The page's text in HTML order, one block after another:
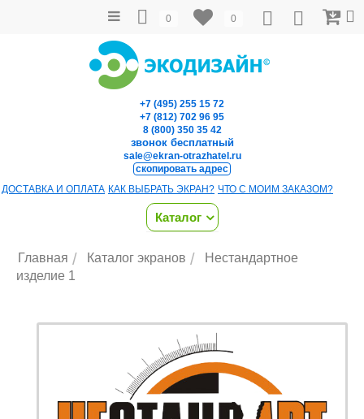
0
0
+7 (495) 255 15 72
+7 (812) 702 96 95
8 (800) 350 35 42
звонок бесплатный
sale@ekran-otrazhatel.ru
скопировать адрес
ДОСТАВКА И ОПЛАТА КАК ВЫБРАТЬ ЭКРАН? ЧТО С МОИМ ЗАКАЗОМ?
Каталог
Главная / Каталог экранов /
Нестандартное
изделие 1